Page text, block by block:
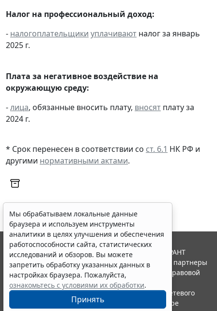
Налог на профессиональный доход:
- налогоплательщики уплачивают налог за январь
2025 г.
Плата за негативное воздействие на
окружающую среду:
-лица, обязанные вносить плату, вносят плату за
2024 г.
* Срок перенесен в соответствии со ст. 6.1 НК РФ и
другими нормативными актами.
Мы обрабатываем локальные данные
браузера и используем инструменты
аналитики в целях улучшения и обеспечения
работоспособности сайта, статистических
исследований и обзоров. Вы можете
запретить обработку указанных данных в
настройках браузера. Пожалуйста,
ознакомьтесь с условиями их обработки.
Принять
© ООО "НПП "ГАРАНТ-СЕРВИС", 2026. Система ГАРАНТ
выпускается с 1990 года. Компания "Гарант" и ее партнеры
являются участниками Российской ассоциации правовой
информации ГАРАНТ.
Портал ГАРАНТ.РУ зарегистрирован в качестве сетевого
издания Федеральной службой по надзору в сфере